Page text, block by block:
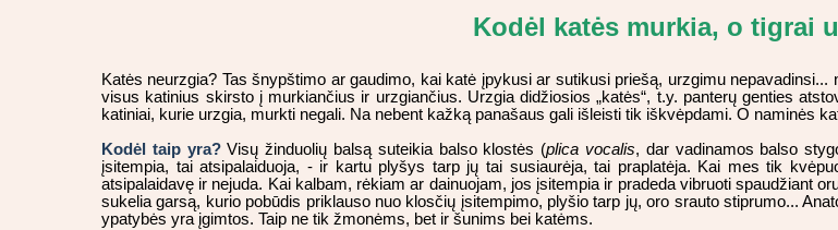
Kodėl katės murkia, o tigrai
Katės neurzgia? Tas šnypštimo ar gaudimo, kai katė įpykusi ar sutikusi priešą, urzgimu
visus katinius skirsto į murkiančius ir urzgiančius. Urzgia didžiosios „katės“, t.y. panterų genties
katiniai, kurie urzgia, murkti negali. Na nebent kažką panašaus gali išleisti tik iškvėpdami. O naminės
Kodėl taip yra?Visų žinduolių balsą suteikia balso klostės (plica vocalis, dar vadinamos balso
įsitempia, tai atsipalaiduoja, - ir kartu plyšys tarp jų tai susiaurėja, tai praplatėja. Kai mes tik
atsipalaidavę ir nejuda. Kai kalbam, rėkiam ar dainuojam, jos įsitempia ir pradeda vibruoti spaudžiant
sukelia garsą, kurio pobūdis priklauso nuo klosčių įsitempimo, plyšio tarp jų, oro srauto stiprumo...
ypatybės yra įgimtos. Taip ne tik žmonėms, bet ir šunims bei katėms.